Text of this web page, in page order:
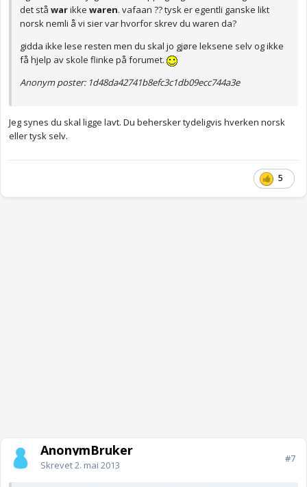
det stå warikke waren. vafaan ?? tysk er egentli ganske likt
norsk nemli å vi sier var hvorfor skrev du waren da?
gidda ikke lese resten men du skal jo gjøre leksene selv og ikke
få hjelp av skole flinke på forumet.
Anonym poster: 1d48da42741b8efc3c1db09ecc744a3e
Jeg synes du skal ligge lavt. Du behersker tydeligvis hverken norsk
eller tysk selv.
5
AnonymBruker
Skrevet2. mai 2013
#7